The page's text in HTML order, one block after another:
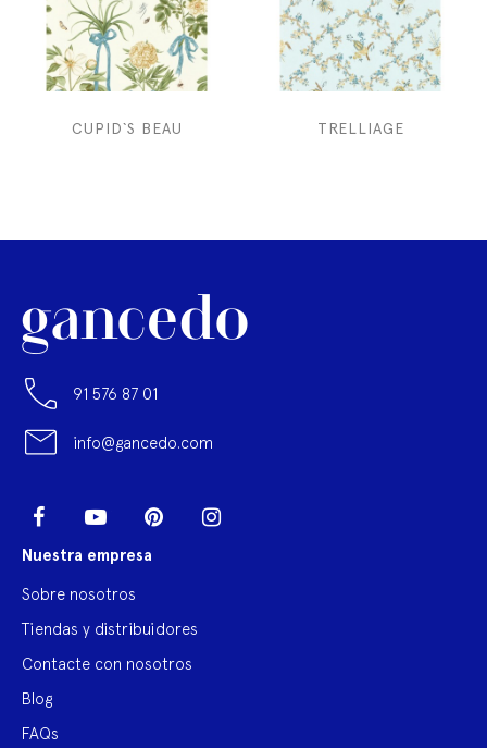
CUPID`S BEAU TRELLIAGE
91 576 87 01
info@gancedo.com
Facebook YouTube Pinterest
Nuestra empresa
Sobre nosotros
Tiendas y distribuidores
Contacte con nosotros
Blog
FAQs